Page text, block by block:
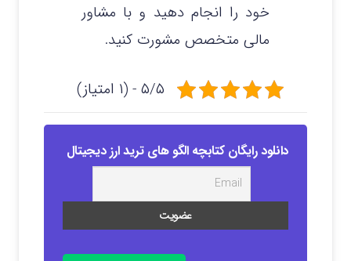
خود را انجام دهید و با مشاور
مالی متخصص مشورت کنید.
۵/۵ - (۱ امتیاز)
دانلود رایگان کتابچه الگو های ترید ارز دیجیتال